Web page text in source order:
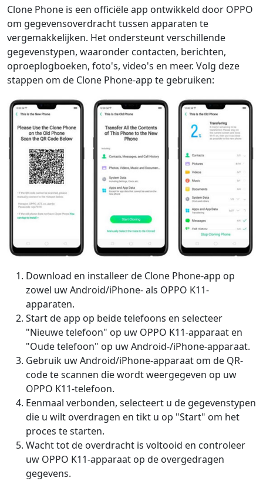
Clone Phone is een officiële app ontwikkeld door OPPO
om gegevensoverdracht tussen apparaten te
vergemakkelijken. Het ondersteunt verschillende
gegevenstypen, waaronder contacten, berichten,
oproeplogboeken, foto's, video's en meer. Volg deze
stappen om de Clone Phone-app te gebruiken:
Download en installeer de Clone Phone-app op
zowel uw Android/iPhone- als OPPO K11-
apparaten.
Start de app op beide telefoons en selecteer
"Nieuwe telefoon" op uw OPPO K11-apparaat en
"Oude telefoon" op uw Android-/iPhone-apparaat.
Gebruik uw Android/iPhone-apparaat om de QR-
code te scannen die wordt weergegeven op uw
OPPO K11-telefoon.
Eenmaal verbonden, selecteert u de gegevenstypen
die u wilt overdragen en tikt u op "Start" om het
proces te starten.
Wacht tot de overdracht is voltooid en controleer
uw OPPO K11-apparaat op de overgedragen
gegevens.